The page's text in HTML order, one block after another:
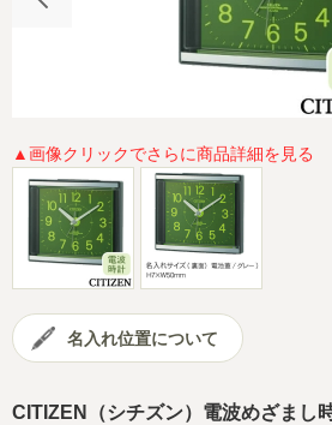
社会貢献活動 特定
著作権と推奨環境について プラ
会社概要
▲画像クリックでさらに商品詳細を見る
名入れ位置について
CITIZEN（シチズン）電波めざま